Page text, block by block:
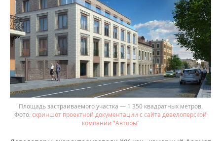
Площадь застраиваемого участка — 1 350 квадратных метров.
скриншот проектной документации с сайта девелоперской
компании "Авторы"